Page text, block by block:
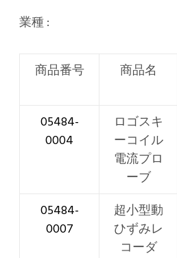
業種 :
商品番号 商品名
05484-
0004
ロゴスキ
ーコイル
電流プロ
ーブ
05484-
0007
超小型動
ひずみレ
コーダ